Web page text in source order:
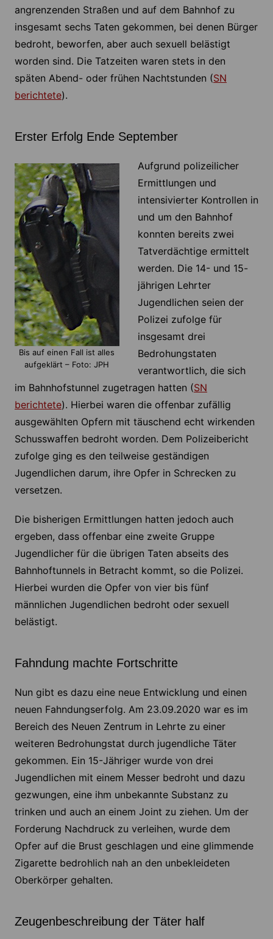
angrenzenden Straßen und auf dem Bahnhof zu
insgesamt sechs Taten gekommen, bei denen Bürger
bedroht, beworfen, aber auch sexuell belästigt
worden sind. Die Tatzeiten waren stets in den
späten Abend- oder frühen Nachtstunden (SN
berichtete).
Erster Erfolg Ende September
Bis auf einen Fall ist alles
aufgeklärt – Foto: JPH
Aufgrund polizeilicher
Ermittlungen und
intensivierter Kontrollen in
und um den Bahnhof
konnten bereits zwei
Tatverdächtige ermittelt
werden. Die 14- und 15-
jährigen Lehrter
Jugendlichen seien der
Polizei zufolge für
insgesamt drei
Bedrohungstaten
verantwortlich, die sich
im Bahnhofstunnel zugetragen hatten (SN
berichtete). Hierbei waren die offenbar zufällig
ausgewählten Opfern mit täuschend echt wirkenden
Schusswaffen bedroht worden. Dem Polizeibericht
zufolge ging es den teilweise geständigen
Jugendlichen darum, ihre Opfer in Schrecken zu
versetzen.
Die bisherigen Ermittlungen hatten jedoch auch
ergeben, dass offenbar eine zweite Gruppe
Jugendlicher für die übrigen Taten abseits des
Bahnhoftunnels in Betracht kommt, so die Polizei.
Hierbei wurden die Opfer von vier bis fünf
männlichen Jugendlichen bedroht oder sexuell
belästigt.
Fahndung machte Fortschritte
Nun gibt es dazu eine neue Entwicklung und einen
neuen Fahndungserfolg. Am 23.09.2020 war es im
Bereich des Neuen Zentrum in Lehrte zu einer
weiteren Bedrohungstat durch jugendliche Täter
gekommen. Ein 15-Jähriger wurde von drei
Jugendlichen mit einem Messer bedroht und dazu
gezwungen, eine ihm unbekannte Substanz zu
trinken und auch an einem Joint zu ziehen. Um der
Forderung Nachdruck zu verleihen, wurde dem
Opfer auf die Brust geschlagen und eine glimmende
Zigarette bedrohlich nah an den unbekleideten
Oberkörper gehalten.
Zeugenbeschreibung der Täter half